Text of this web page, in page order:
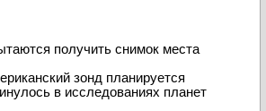
получить снимок места
зонд планируется
в исследованиях планет